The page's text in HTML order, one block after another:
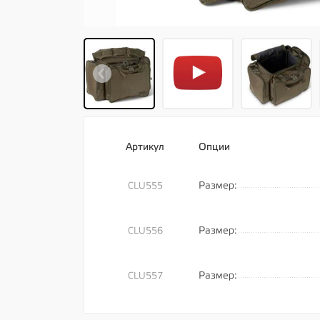
Артикул Опции
CLU555 Размер:
CLU556 Размер:
CLU557 Размер: